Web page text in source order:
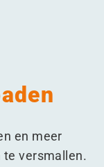
en meer
te versmallen.